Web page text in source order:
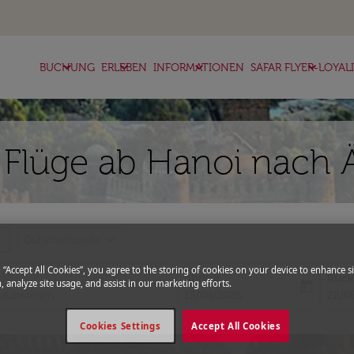
BUCHUNG
keyboard_arrow_down ERLEBEN
keyboard_arrow_down INFORMATIONEN
keyboard_arrow_down SAFAR FLYER-
keyboard_arrow_down
ab Hanoi nach
Abflug
fc-
“Accept All Cookies”, you agree to the storing of cookies on your device to enhance
analyze site usage, and assist in our marketing efforts.
Accept All Cookies
Cookies Settings